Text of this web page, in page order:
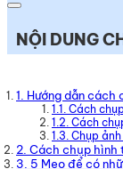
NỘI DUNG
1. Hướng dẫn cách
1.1. Cách
1.2. Cách
1.3. Chụp
2. Cách chụp hình
3. 5 Mẹo để có